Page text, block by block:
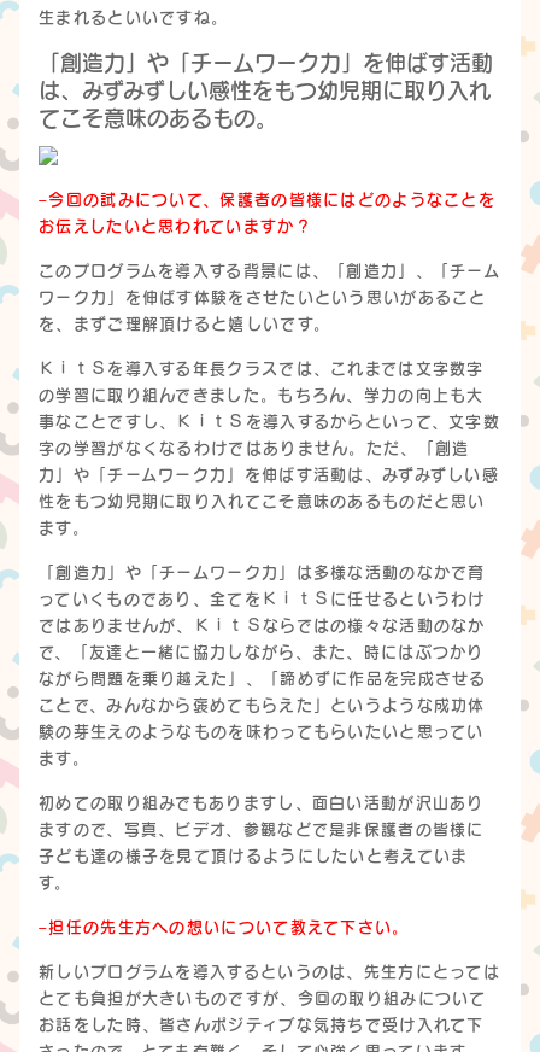
生まれるといいですね。
「創造力」や「チームワーク力」を伸ばす活動
は、みずみずしい感性をもつ幼児期に取り入れ
てこそ意味のあるもの。
–今回の試みについて、保護者の皆様にはどのようなことを
お伝えしたいと思われていますか？
このプログラムを導入する背景には、「創造力」、「チーム
ワーク力」を伸ばす体験をさせたいという思いがあること
を、まずご理解頂けると嬉しいです。
ＫｉｔＳを導入する年長クラスでは、これまでは文字数字
の学習に取り組んできました。もちろん、学力の向上も大
事なことですし、ＫｉｔＳを導入するからといって、文字数
字の学習がなくなるわけではありません。ただ、「創造
力」や「チームワーク力」を伸ばす活動は、みずみずしい感
性をもつ幼児期に取り入れてこそ意味のあるものだと思い
ます。
「創造力」や「チームワーク力」は多様な活動のなかで育
っていくものであり、全てをＫｉｔＳに任せるというわけ
ではありませんが、ＫｉｔＳならではの様々な活動のなか
で、「友達と一緒に協力しながら、また、時にはぶつかり
ながら問題を乗り越えた」、「諦めずに作品を完成させる
ことで、みんなから褒めてもらえた」というような成功体
験の芽生えのようなものを味わってもらいたいと思ってい
ます。
初めての取り組みでもありますし、面白い活動が沢山あり
ますので、写真、ビデオ、参観などで是非保護者の皆様に
子ども達の様子を見て頂けるようにしたいと考えていま
す。
–担任の先生方への想いについて教えて下さい。
新しいプログラムを導入するというのは、先生方にとっては
とても負担が大きいものですが、今回の取り組みについて
お話をした時、皆さんポジティブな気持ちで受け入れて下